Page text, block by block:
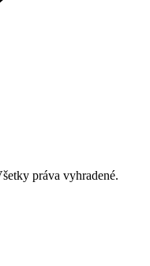
práva vyhradené.